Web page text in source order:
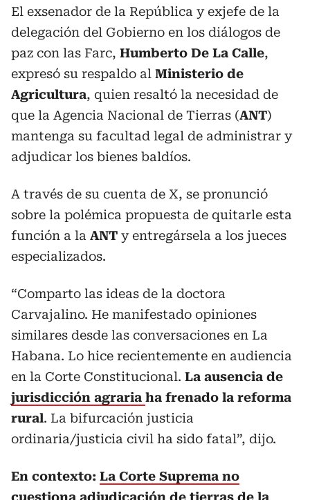
El exsenador de la República y exjefe de la
delegación del Gobierno en los diálogos de
paz con las Farc, Humberto De La Calle,
expresó su respaldo al Ministerio de
Agricultura, quien resaltó la necesidad de
que la Agencia Nacional de Tierras (ANT)
mantenga su facultad legal de administrar y
adjudicar los bienes baldíos.
A través de su cuenta de X, se pronunció
sobre la polémica propuesta de quitarle esta
función a la ANT y entregársela a los jueces
especializados.
“Comparto las ideas de la doctora
Carvajalino. He manifestado opiniones
similares desde las conversaciones en La
Habana. Lo hice recientemente en audiencia
en la Corte Constitucional. La ausencia de
jurisdicción agraria ha frenado la reforma
rural. La bifurcación justicia
ordinaria/justicia civil ha sido fatal”, dijo.
En contexto: La Corte Suprema no
cuestiona adjudicación de tierras de la